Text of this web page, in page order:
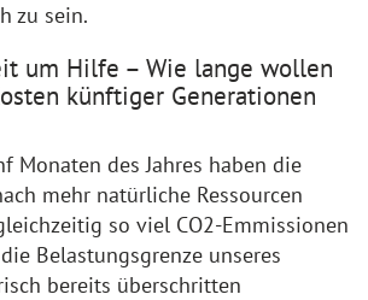
zu sein.
um Hilfe – Wie lange wollen
künftiger Generationen
Monaten des Jahres haben die
mehr natürliche Ressourcen
so viel CO2-Emmissionen
Belastungsgrenze unseres
bereits überschritten